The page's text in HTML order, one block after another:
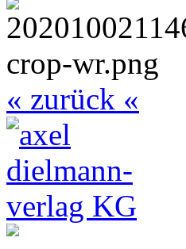
« zurück «